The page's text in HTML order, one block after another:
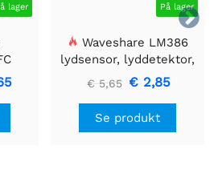

lager På lager
Waveshare LM386
lydsensor, lyddetektor,
kompatibel med Arduino
€ 5,65 € 2,85
Se produkt